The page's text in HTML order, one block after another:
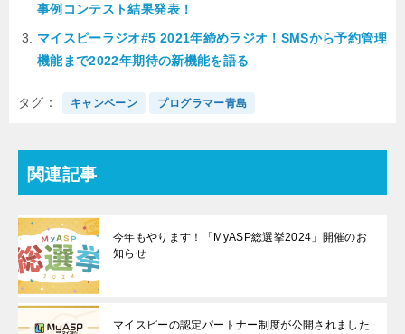
事例コンテスト結果発表！
マイスピーラジオ#5 2021年締めラジオ！SMSから予約管理
機能まで2022年期待の新機能を語る
タグ キャンペーン プログラマー青島
関連記事
今年もやります！「MyASP総選挙2024」開催のお
知らせ
マイスピーの認定パートナー制度が公開されました